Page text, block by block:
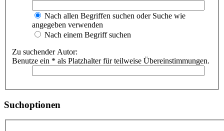
Nach allen Begriffen suchen oder Suche wie
angegeben verwenden
Nach einem Begriff suchen
Zu suchender Autor:
Benutze ein * als Platzhalter für teilweise Übereinstimmungen.
Suchoptionen